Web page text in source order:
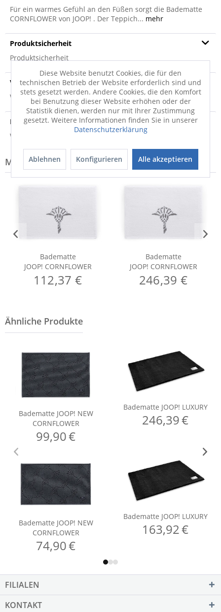
Für ein warmes Gefühl an den Füßen sorgt die Badematte
CORNFLOWER von JOOP! . Der Teppich... mehr
Produktsicherheit
Produktsicherheit
Versandinfo
Weitere Informationen zum Versand...
Hersteller
Weitere Informationen zum Hersteller...
Modell-Familie: CORNFLOWER
Badematte
JOOP! CORNFLOWER
112,37 €
Badematte
JOOP! CORNFLOWER
246,39 €
FILIALEN
KONTAKT
Diese Website benutzt Cookies, die für den
technischen Betrieb der Website erforderlich sind und
stets gesetzt werden. Andere Cookies, die den Komfort
bei Benutzung dieser Website erhöhen oder der
Statistik dienen, werden nur mit Ihrer Zustimmung
gesetzt. Weitere Informationen finden Sie in unserer
Datenschutzerklärung
Ablehnen Konfigurieren Alle akzeptieren